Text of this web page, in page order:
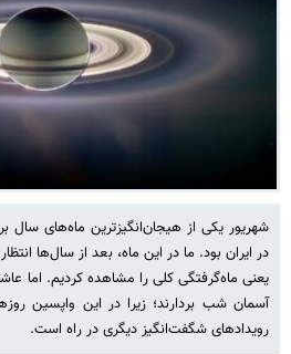
شهریور یکی از هیجان‌انگیزترین ماه‌های سال
در ایران بود. ما در این ماه، بعد از سال‌ها
یعنی ماه‌گرفتگی کلی را مشاهده کردیم. اما
آسمان شب بردارند؛ زیرا در این واپسین
رویدادهای شگفت‌انگیز دیگری در راه است.